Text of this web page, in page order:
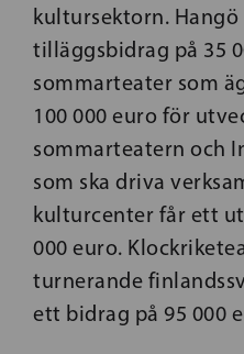
kultursektorn.
tilläggsbidrag på 35
sommarteater som
100 000 euro för
sommarteatern och
som ska driva
kulturcenter får ett
000 euro.
turnerande
ett bidrag på 95 000